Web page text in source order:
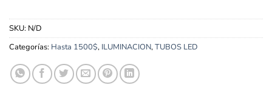
SKU: N/D
Categorías: Hasta 1500$, ILUMINACION,TUBOS LED